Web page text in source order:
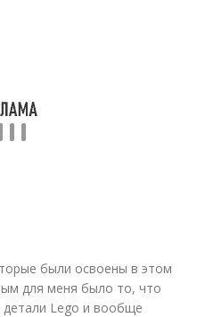
были освоены в этом
для меня было то, что
детали Lego и вообще